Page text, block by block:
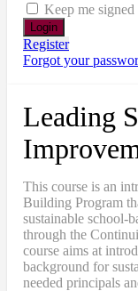
Keep me signed
Register
Forgot your
Leading
This course is an
Building Program
sustainable school-
through the
course aims at
background for
needed principals